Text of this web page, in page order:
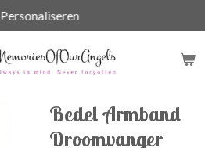
Personaliseren
Bedel Armband
Droomvanger